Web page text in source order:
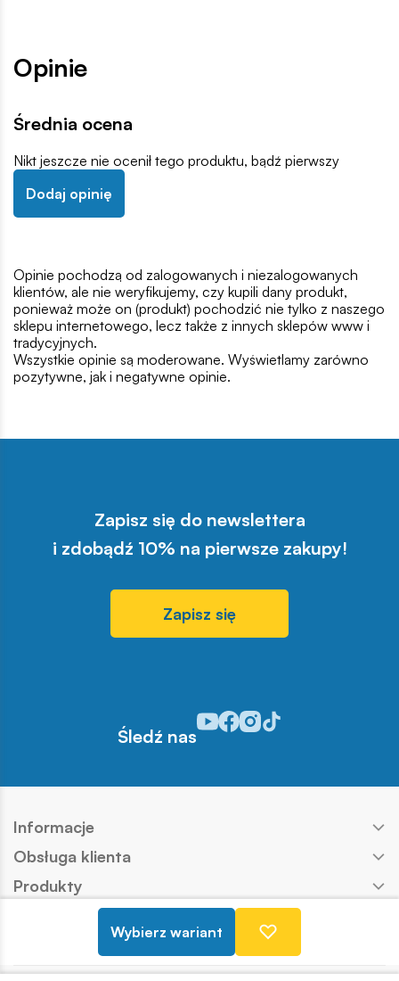
Wybierz wariant
Opinie
Średnia ocena
Nikt jeszcze nie ocenił tego produktu, bądź pierwszy
Dodaj opinię
Opinie pochodzą od zalogowanych i niezalogowanych
klientów, ale nie weryfikujemy, czy kupili dany produkt,
ponieważ może on (produkt) pochodzić nie tylko z naszego
sklepu internetowego, lecz także z innych sklepów www i
tradycyjnych.
Wszystkie opinie są moderowane. Wyświetlamy zarówno
pozytywne, jak i negatywne opinie.
Zapisz się do newslettera
i zdobądź 10% na pierwsze zakupy!
Zapisz się
Śledź nas
Odwiedź nasz profil w serwisie
Odwiedź nasz profil w
Odwiedź nasz profil w
Odwiedź nasz profil w
Informacje
Obsługa klienta
Produkty